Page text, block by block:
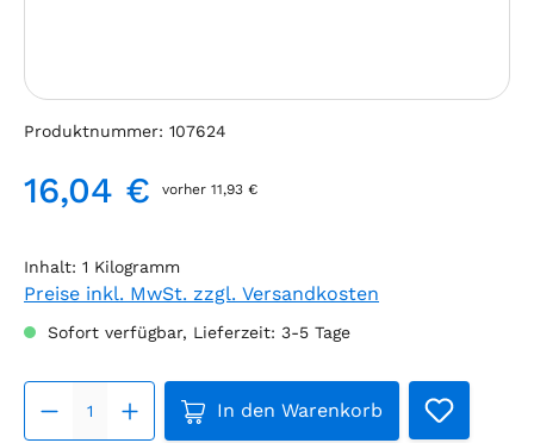
Produktnummer: 107624
Regulärer Preis:
16,04 € vorher 11,93 €
Inhalt: 1 Kilogramm
Preise inkl. MwSt. zzgl. Versandkosten
Sofort verfügbar, Lieferzeit: 3-5 Tage
Produkt Anzahl: Gib den
In den Warenkorb